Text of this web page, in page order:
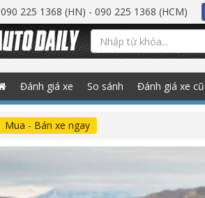
090 225 1368 (HN) - 090 225 1368 (HCM)
Đánh giá xe So sánh Đánh giá xe cũ
Mua - Bán xe ngay